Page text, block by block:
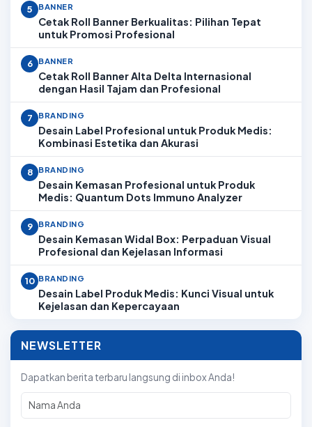
5 BANNER
Cetak Roll Banner Berkualitas: Pilihan Tepat
untuk Promosi Profesional
6 BANNER
Cetak Roll Banner Alta Delta Internasional
dengan Hasil Tajam dan Profesional
7 BRANDING
Desain Label Profesional untuk Produk Medis:
Kombinasi Estetika dan Akurasi
8 BRANDING
Desain Kemasan Profesional untuk Produk
Medis: Quantum Dots Immuno Analyzer
9 BRANDING
Desain Kemasan Widal Box: Perpaduan Visual
Profesional dan Kejelasan Informasi
10 BRANDING
Desain Label Produk Medis: Kunci Visual untuk
Kejelasan dan Kepercayaan
NEWSLETTER
Dapatkan berita terbaru langsung di inbox Anda!